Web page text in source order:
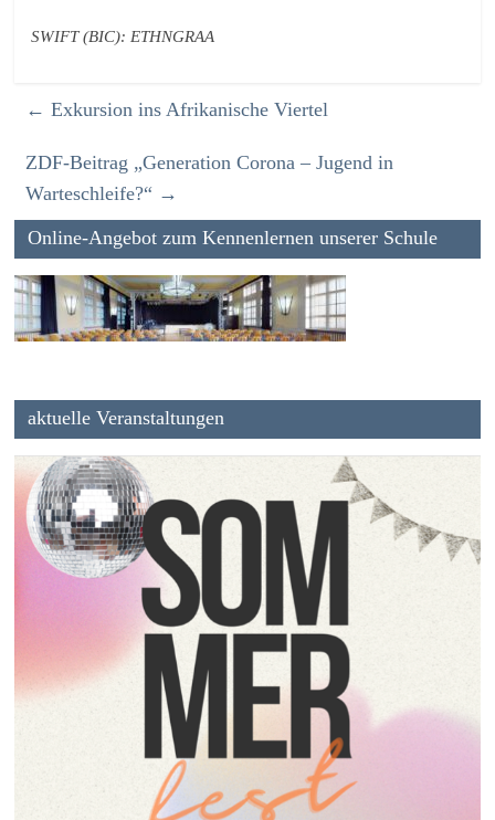
SWIFT (BIC): ETHNGRAA
← Exkursion ins Afrikanische Viertel
ZDF-Beitrag „Generation Corona – Jugend in
Warteschleife?“ →
Online-Angebot zum Kennenlernen unserer Schule
aktuelle Veranstaltungen